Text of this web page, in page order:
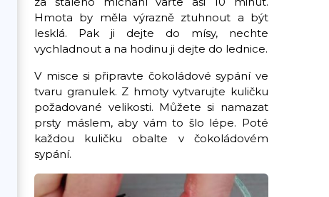
Hmota by měla výrazně ztuhnout a být
lesklá. Pak ji dejte do mísy, nechte
vychladnout a na hodinu ji dejte do lednice.
V misce si připravte čokoládové sypání ve
tvaru granulek. Z hmoty vytvarujte kuličku
požadované velikosti. Můžete si namazat
prsty máslem, aby vám to šlo lépe. Poté
každou kuličku obalte v čokoládovém
sypání.